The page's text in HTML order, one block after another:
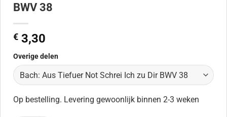
BWV 38
€ 3,30
Overige delen
Op bestelling. Levering gewoonlijk binnen 2-3 weken